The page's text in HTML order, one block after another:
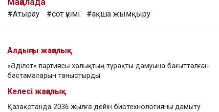
#Атырау #сот үкімі #ақша жымқыру
Алдыңғы жаңалық
«Әділет» партиясы халықтың тұрақты дамуына бағытталған
бастамаларын таныстырды
Келесі жаңалық
Қазақстанда 2036 жылға дейін биотехнологияны дамыту